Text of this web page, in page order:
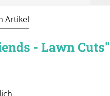
Artikel
- Lawn Cuts"